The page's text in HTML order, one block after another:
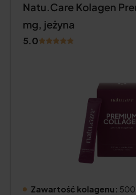
Natu.Care Kolagen
mg, jeżyna
5.0
Zawartość kolagenu: